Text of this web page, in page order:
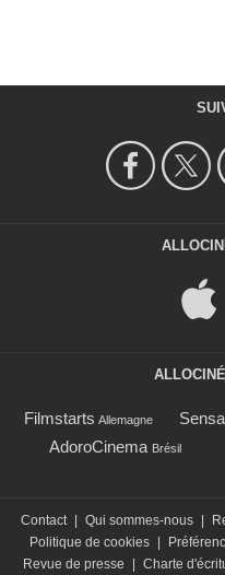
Filmstarts Allemagne
AdoroCinema Brésil
Contact Qui sommes-nous
Politique de cookies
Revue de presse
Charte